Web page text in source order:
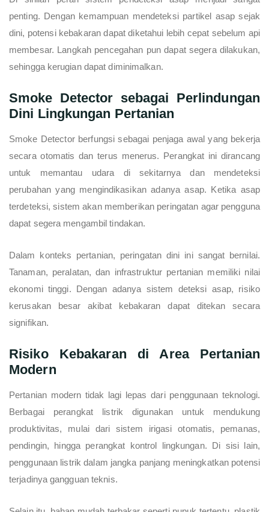
penting. Dengan kemampuan mendeteksi partikel asap sejak
dini, potensi kebakaran dapat diketahui lebih cepat sebelum api
membesar. Langkah pencegahan pun dapat segera dilakukan,
sehingga kerugian dapat diminimalkan.
Smoke Detector sebagai Perlindungan
Dini Lingkungan Pertanian
Smoke Detector berfungsi sebagai penjaga awal yang bekerja
secara otomatis dan terus menerus. Perangkat ini dirancang
untuk memantau udara di sekitarnya dan mendeteksi
perubahan yang mengindikasikan adanya asap. Ketika asap
terdeteksi, sistem akan memberikan peringatan agar pengguna
dapat segera mengambil tindakan.
Dalam konteks pertanian, peringatan dini ini sangat bernilai.
Tanaman, peralatan, dan infrastruktur pertanian memiliki nilai
ekonomi tinggi. Dengan adanya sistem deteksi asap, risiko
kerusakan besar akibat kebakaran dapat ditekan secara
signifikan.
Risiko Kebakaran di Area Pertanian
Modern
Pertanian modern tidak lagi lepas dari penggunaan teknologi.
Berbagai perangkat listrik digunakan untuk mendukung
produktivitas, mulai dari sistem irigasi otomatis, pemanas,
pendingin, hingga perangkat kontrol lingkungan. Di sisi lain,
penggunaan listrik dalam jangka panjang meningkatkan potensi
terjadinya gangguan teknis.